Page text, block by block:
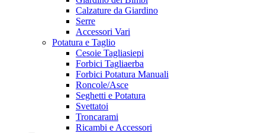
Calzature da Giardino
Serre
Accessori Vari
Potatura e Taglio
Cesoie Tagliasiepi
Forbici Tagliaerba
Forbici Potatura Manuali
Roncole/Asce
Seghetti e Potatura
Svettatoi
Troncarami
Ricambi e Accessori